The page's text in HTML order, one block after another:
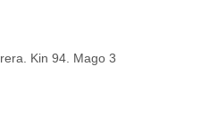
Kin 94. Mago 3